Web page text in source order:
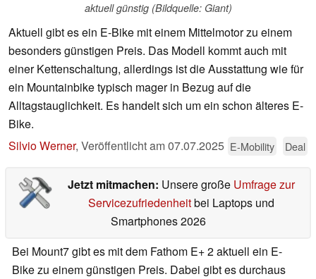
aktuell günstig (Bildquelle: Giant)
Aktuell gibt es ein E-Bike mit einem Mittelmotor zu einem
besonders günstigen Preis. Das Modell kommt auch mit
einer Kettenschaltung, allerdings ist die Ausstattung wie für
ein Mountainbike typisch mager in Bezug auf die
Alltagstauglichkeit. Es handelt sich um ein schon älteres E-
Bike.
Silvio Werner, Veröffentlicht am07.07.2025 E-Mobility Deal
Jetzt mitmachen: Unsere große Umfrage zur
Servicezufriedenheitbei Laptops und
Smartphones 2026
Bei Mount7 gibt es mit dem Fathom E+ 2 aktuell ein E-
Bike zu einem günstigen Preis. Dabei gibt es durchaus